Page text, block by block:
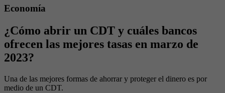
Economía
¿Cómo abrir un CDT y cuáles bancos
ofrecen las mejores tasas en marzo de
2023?
Una de las mejores formas de ahorrar y proteger el dinero es por
medio de un CDT.